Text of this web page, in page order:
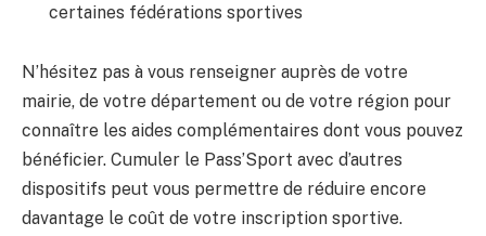
certaines fédérations sportives
N’hésitez pas à vous renseigner auprès de votre
mairie, de votre département ou de votre région pour
connaître les aides complémentaires dont vous pouvez
bénéficier. Cumuler le Pass’Sport avec d’autres
dispositifs peut vous permettre de réduire encore
davantage le coût de votre inscription sportive.